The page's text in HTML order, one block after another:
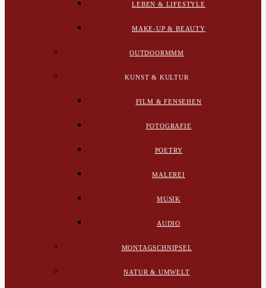
LEBEN & LIFESTYLE
MAKE-UP & BEAUTY
OUTDOORMMM
KUNST & KULTUR
FILM & FENSEHEN
FOTOGRAFIE
POETRY
MALEREI
MUSIK
AUDIO
MONTAGSCHNIPSEL
NATUR & UMWELT